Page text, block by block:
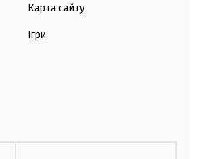
Карта сайту
Ігри